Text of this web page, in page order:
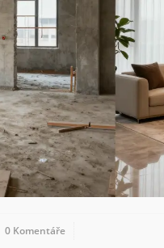
0 Komentáře